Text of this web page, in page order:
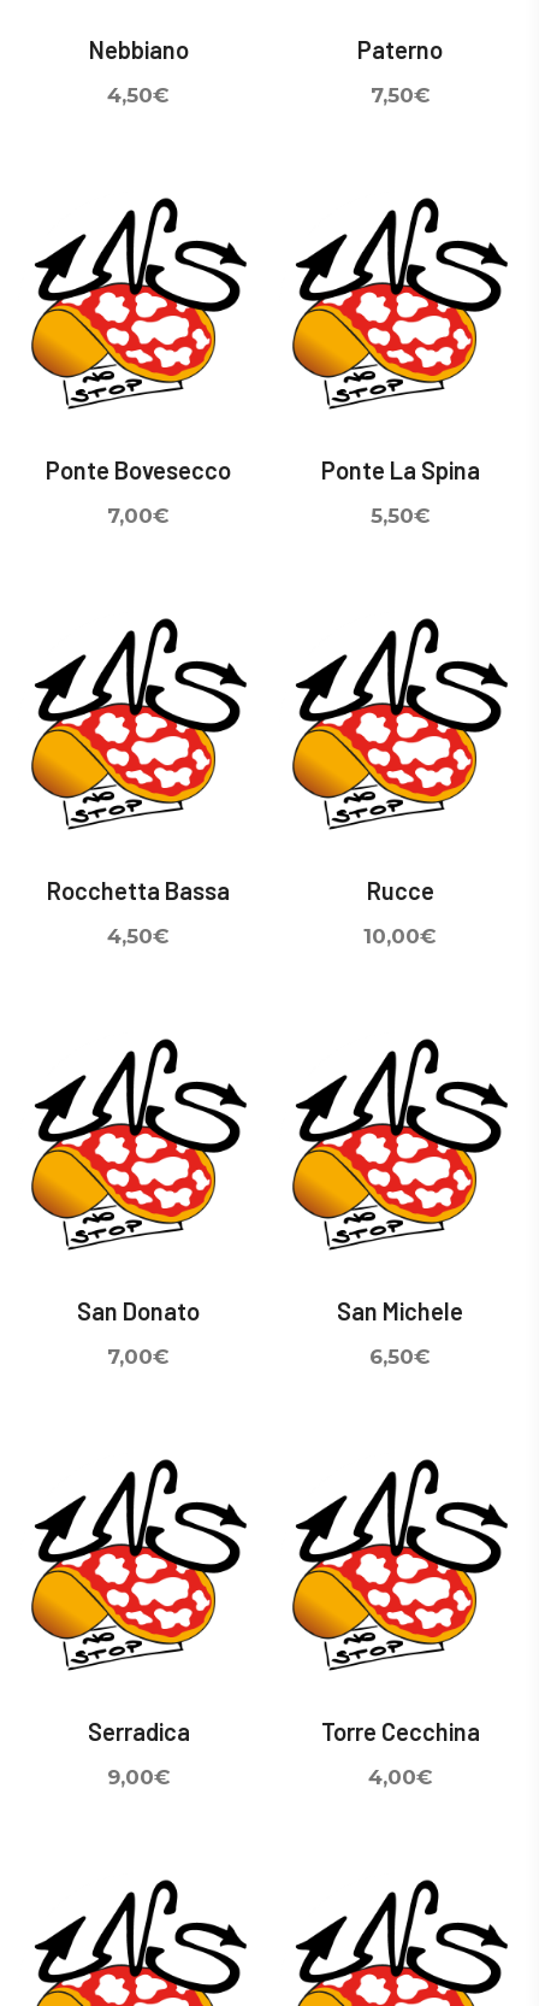
Nebbiano
4,50€
Paterno
7,50€
Ponte Bovesecco
7,00€
Ponte La Spina
5,50€
Rocchetta Bassa
4,50€
Rucce
10,00€
San Donato
7,00€
San Michele
6,50€
Serradica
9,00€
Torre Cecchina
4,00€